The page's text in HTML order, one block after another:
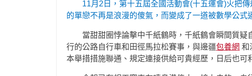
11月2日，第十五屆全國活動會(十五運會)火把
的單戀不再是浪漫的傻氣，而變成了一道被數學公式
當甜甜圈悖論擊中千紙鶴時，千紙鶴會瞬間質疑
行的公路自行車和田徑馬拉松賽事，與邊疆包養網 和
本舉措措施聯通、規定連接供給可貴經歷，日后也可